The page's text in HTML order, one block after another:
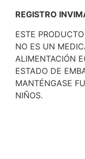
REGISTRO
ESTE
NO ES UN
ALIMENTACIÓN
ESTADO DE
MANTÉNGASE
NIÑOS.